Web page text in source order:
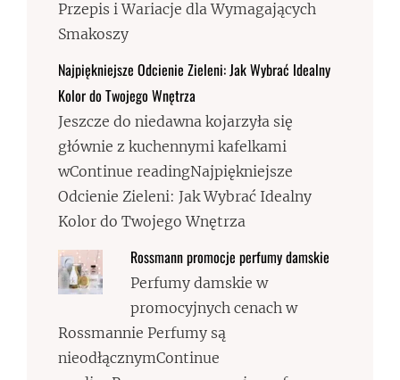
Przepis i Wariacje dla Wymagających
Smakoszy
Najpiękniejsze Odcienie Zieleni: Jak Wybrać Idealny
Kolor do Twojego Wnętrza
Jeszcze do niedawna kojarzyła się
głównie z kuchennymi kafelkami
wContinue readingNajpiękniejsze
Odcienie Zieleni: Jak Wybrać Idealny
Kolor do Twojego Wnętrza
Rossmann promocje perfumy damskie
Perfumy damskie w
promocyjnych cenach w
Rossmannie Perfumy są
nieodłącznymContinue